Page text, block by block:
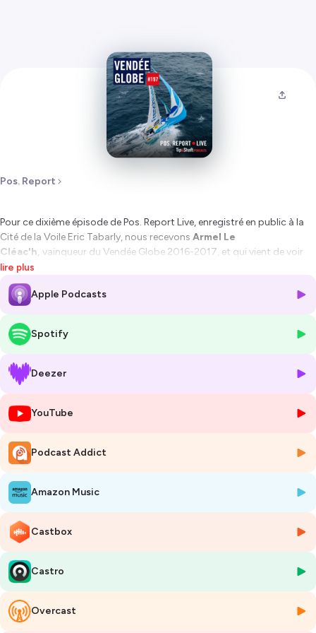
Pos. Report
Pour ce dixième épisode dePos. Report Live, enregistré en public à la
Cité de la Voile Eric Tabarly, nous recevons Armel Le
Cléac'h, vainqueur du Vendée Globe 2016-2017, et qui vient de voir
son record de 74 jours pulvérisé par Charlie Dalin. et
Douguet,
Grégoire, directrice du pôle France de Port-la-Forêt qui devait être
Glénan !
Charlie, sa grande maîtrise et les moments-clé de la course où il est
parvenu à faire la différence. Armel Le Cléac'h partage aussi ses
souvenirs de l'arrivée et le tourbillon qui va s'emparer de lui dans les
prochaines heures.
En vacation,
caché son plaisir et son bonheur de performer sur ce Vendée Globe, lui
arrivée !
Enregistré en public le 13 janvier 2025 de 18h30 à 19h30
Générique : Fast and wild/EdRecords
Post-production : Grégoire Levillain
Hébergé par Ausha. Visitez
pour plus d'informations.
lire plus
Apple Podcasts
Spotify
Deezer
YouTube
Podcast Addict
Amazon Music
Castbox
Castro
Overcast